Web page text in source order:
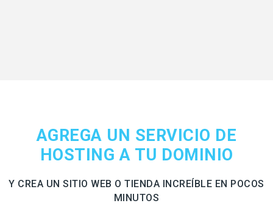
AGREGA UN SERVICIO DE
HOSTING A TU DOMINIO
Y CREA UN SITIO WEB O TIENDA INCREÍBLE EN POCOS
MINUTOS